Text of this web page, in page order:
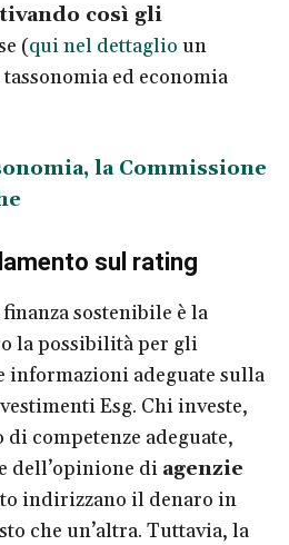
così gli
(qui nel dettaglio un
ed economia
la Commissione
sul rating
sostenibile è la
la possibilità per gli
informazioni adeguate sulla
Esg. Chi investe,
competenze adeguate,
dell’opinione di agenzie
indirizzano il denaro in
che un’altra. Tuttavia, la